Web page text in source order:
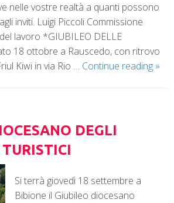
nelle vostre realtà a quanti possono
inviti. Luigi Piccoli Commissione
lavoro *GIUBILEO DELLE
18 ottobre a Rauscedo, con ritrovo
Kiwi in via Rio … Continue reading »
DEGLI
Si terrà giovedì 18 settembre a
Bibione il Giubileo diocesano